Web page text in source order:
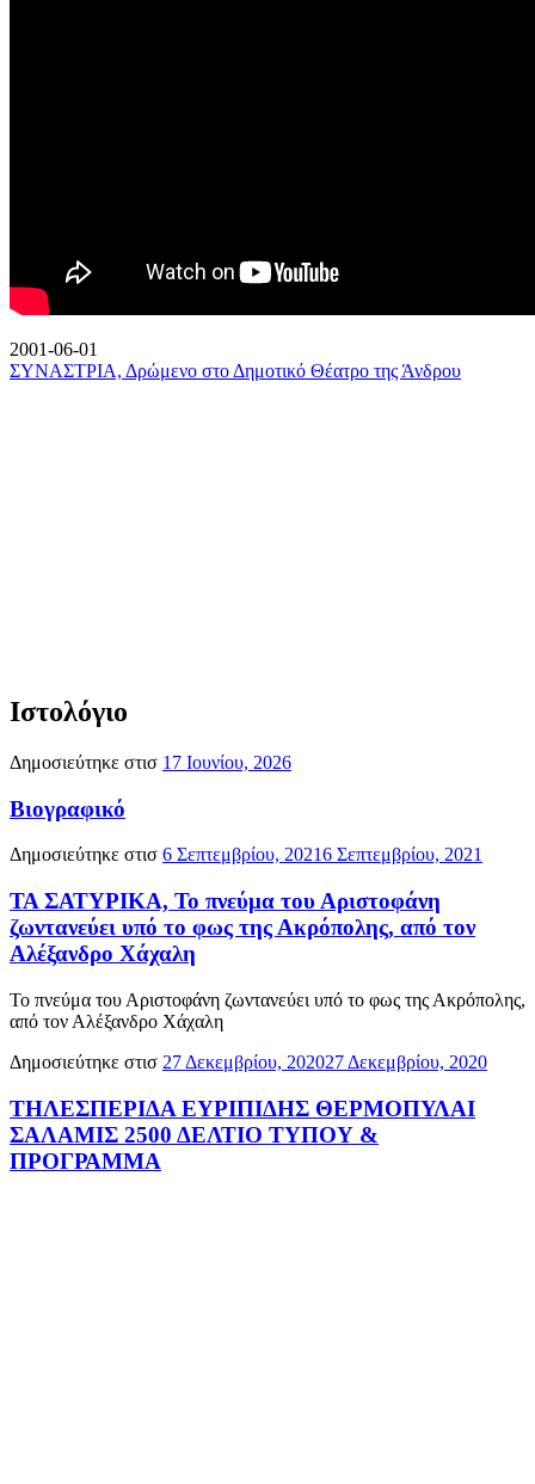
2001-06-01
ΣΥΝΑΣΤΡΙΑ, Δρώμενο στο Δημοτικό Θέατρο της Άνδρου
Ιστολόγιο
Δημοσιεύτηκε στισ 17 Ιουνίου, 2026
Βιογραφικό
Δημοσιεύτηκε στισ 6 Σεπτεμβρίου, 20216 Σεπτεμβρίου, 2021
ΤΑ ΣΑΤΥΡΙΚΑ, Το πνεύμα του Αριστοφάνη
ζωντανεύει υπό το φως της Ακρόπολης, από τον
Αλέξανδρο Χάχαλη
Το πνεύμα του Αριστοφάνη ζωντανεύει υπό το φως της Ακρόπολης,
από τον Αλέξανδρο Χάχαλη
Δημοσιεύτηκε στισ 27 Δεκεμβρίου, 202027 Δεκεμβρίου, 2020
ΤΗΛΕΣΠΕΡΙΔΑ ΕΥΡΙΠΙΔΗΣ ΘΕΡΜΟΠΥΛΑΙ
ΣΑΛΑΜΙΣ 2500 ΔΕΛΤΙΟ ΤΥΠΟΥ &
ΠΡΟΓΡΑΜΜΑ